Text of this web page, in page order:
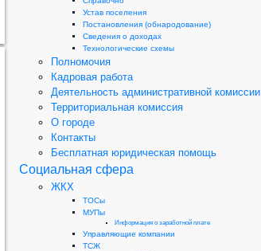
Устав поселения
Постановления (обнародование)
Сведения о доходах
Технологические схемы
Полномочия
Кадровая работа
Деятельность административной комиссии
Территориальная комиссия
О городе
Контакты
Бесплатная юридическая помощь
Социальная сфера
ЖКХ
ТОСы
МУПы
Информация о заработной плате
Управляющие компании
ТСЖ